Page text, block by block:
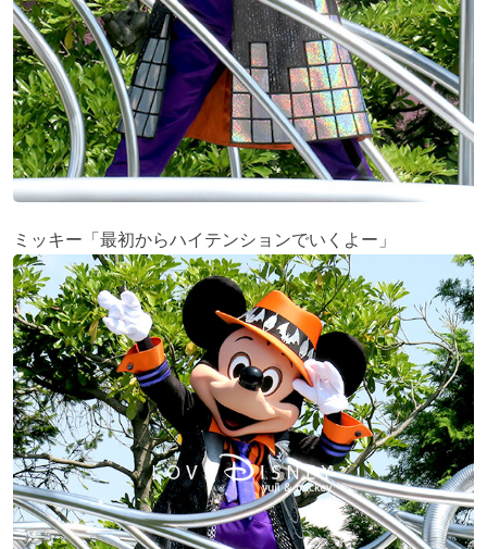
ミッキー「最初からハイテンションでいくよー」